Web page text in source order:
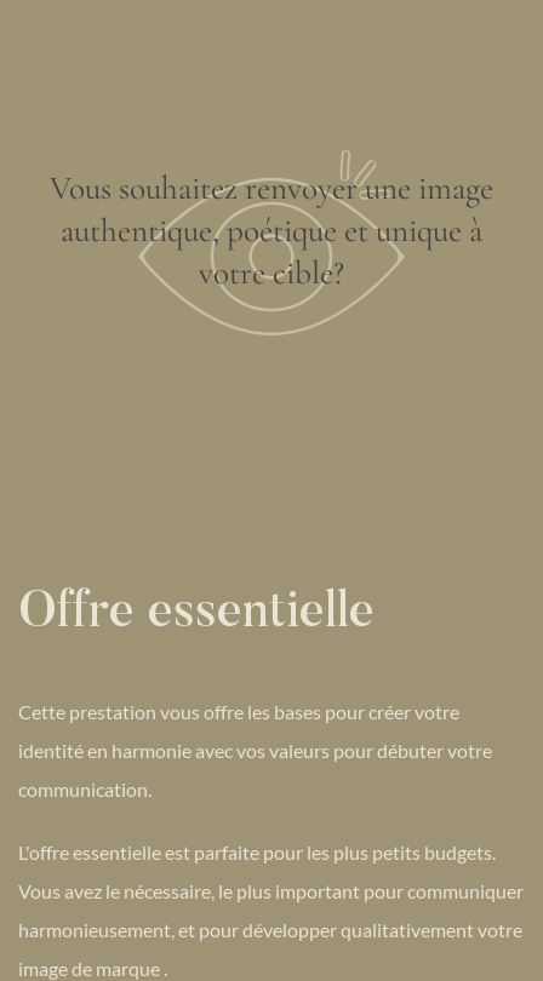
Vous souhaitez renvoyer une image
authentique, poétique et unique à
votre cible?
Offre essentielle
Cette prestation vous offre les bases pour créervotre
identité en harmonie avec vos valeurs pour débuter votre
communication.
L'offre essentielle est parfaite pour les plus petits budgets.
Vous avez le nécessaire, le plus important pour communiquer
harmonieusement, et pour développer qualitativement votre
image de marque .